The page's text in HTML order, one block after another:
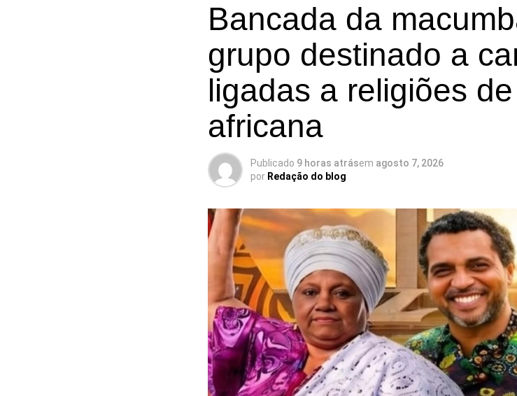
Bancada da
grupo destinado a
ligadas a religiões
africana
Publicado 9 horas atrásem agosto 7, 2026
por Redação do blog